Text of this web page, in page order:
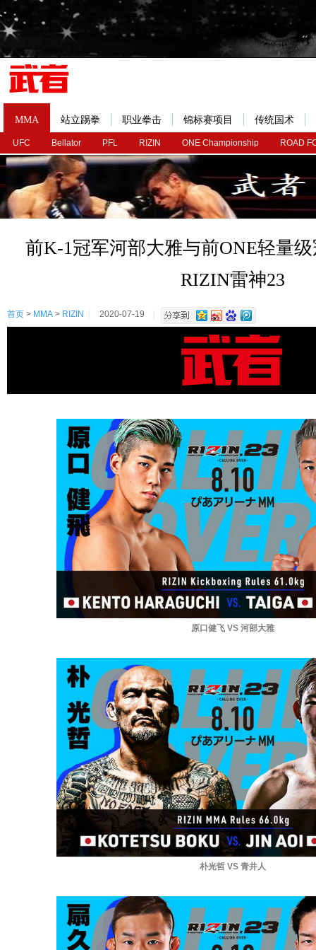
MMA
UFC Bellator PFL RIZIN ONE Championship ROAD
站立踢拳 职业拳击 锦标赛项目 传统国术
前K-1冠军河部大雅与前ONE轻量
RIZIN雷神23
首页 > MMA > RIZIN 2020-07-19
原口健飞 VS 河部大雅
朴光哲 VS 青井人